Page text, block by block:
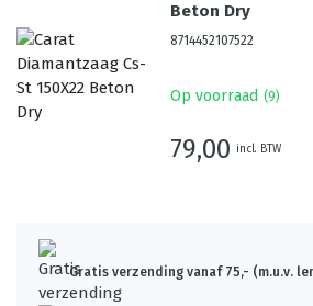
Beton Dry
8714452107522
Op voorraad (9)
79,00 incl. BTW
Gratis verzending vanaf 75,- (m.u.v.